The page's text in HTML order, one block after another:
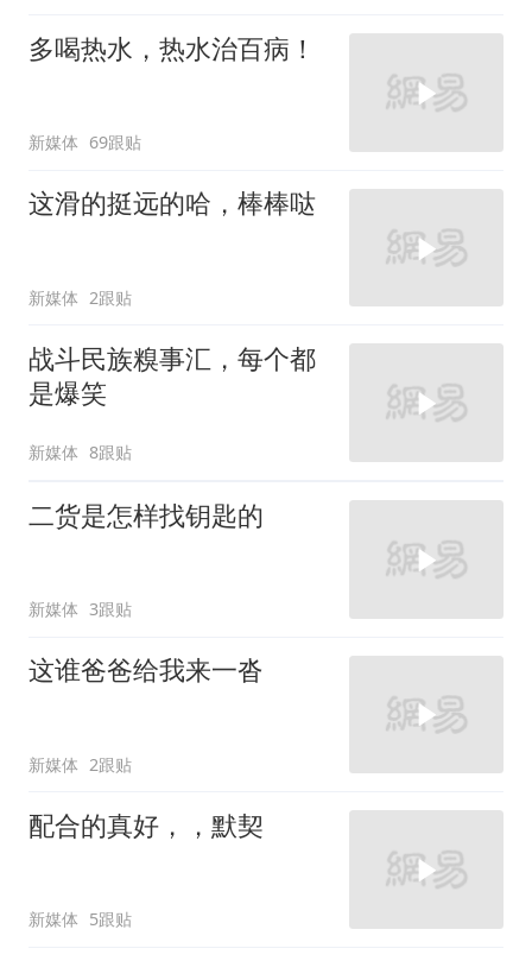
多喝热水，热水治百病！
新媒体 69跟贴
这滑的挺远的哈，棒棒哒
新媒体 2跟贴
战斗民族糗事汇，每个都
是爆笑
新媒体 8跟贴
二货是怎样找钥匙的
新媒体 3跟贴
这谁爸爸给我来一沓
新媒体 2跟贴
配合的真好，，默契
新媒体 5跟贴